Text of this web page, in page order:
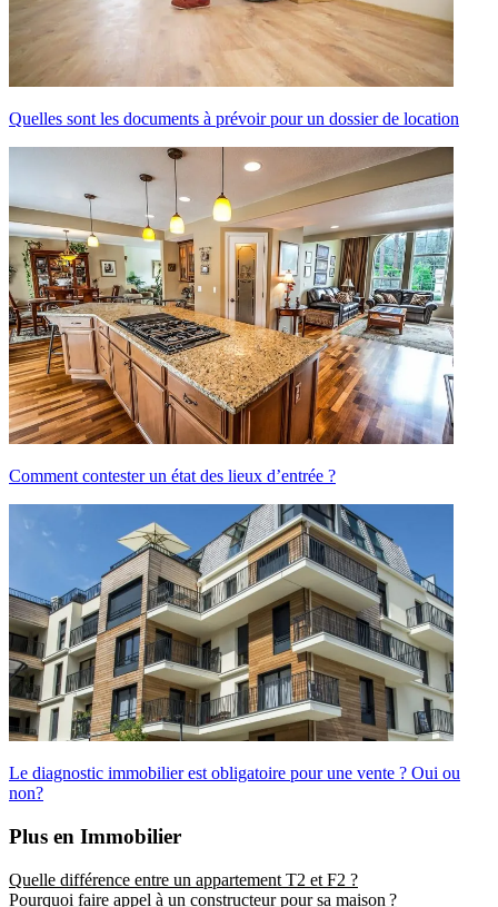
Quelles sont les documents à prévoir pour un dossier de location
Comment contester un état des lieux d’entrée ?
Le diagnostic immobilier est obligatoire pour une vente ? Oui ou
non?
Plus en Immobilier
Quelle différence entre un appartement T2 et F2 ?
Pourquoi faire appel à un constructeur pour sa maison ?